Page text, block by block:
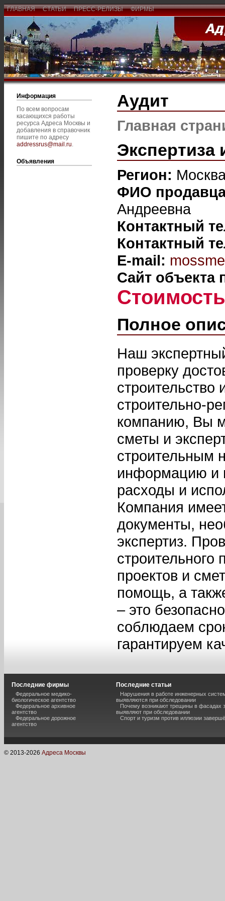
ГЛАВНАЯ СТАТЬИ ПРЕСС-РЕЛИЗЫ ФИРМЫ
Информация
По всем вопросам
касающихся работы
ресурса Адреса Москвы и
добавления в справочник
пишите по адресу
addressrus@mail.ru.
Объявления
Аудит
Главная
Экспертиза
Регион:
ФИО
Андреевна
Контактный
Контактный
E-mail:
Сайт объекта
Полное
Наш
проверку
строительство
строительно-
компанию, Вы
сметы и
строительным
информацию и
расходы и
Компания
документы,
экспертиз.
строительного
проектов и
помощь, а
– это
соблюдаем
гарантируем
Последние фирмы
Федеральное медико-
биологическое агентство
Федеральное архивное
агентство
Федеральное дорожное
агентство
Последние статьи
Нарушения в работе инженерных
выявляются при обследовании
Почему возникают трещины в фасадах
выявляют при обследовании
Спорт и туризм против иллюзии
© 2013-2026 Адреса Москвы